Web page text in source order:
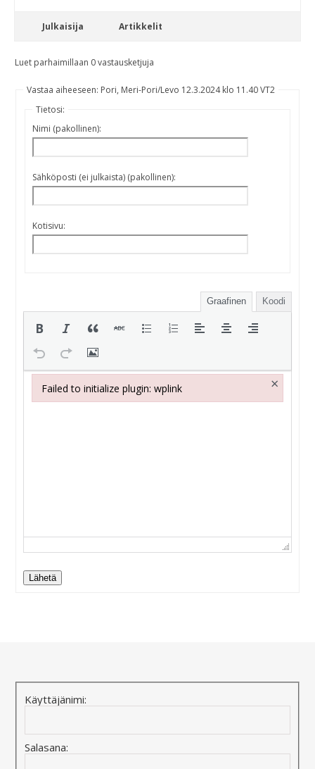
Julkaisija Artikkelit
Luet parhaimillaan 0 vastausketjuja
Vastaa aiheeseen: Pori, Meri-Pori/Levo 12.3.2024 klo 11.40 VT2
Tietosi:
Nimi (pakollinen):
Sähköposti (ei julkaista) (pakollinen):
Kotisivu:
Graafinen Koodi
Lähetä
Käyttäjänimi:
Salasana:
Failed to initialize plugin: wplink ×
Failed to initialize plugin: wplink